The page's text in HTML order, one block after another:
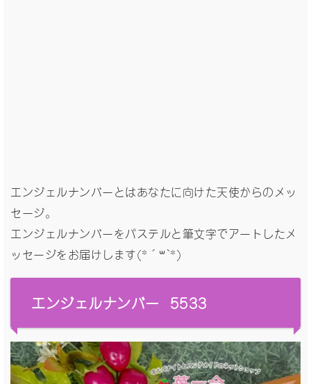
エンジェルナンバーとはあなたに向けた天使からのメッ
セージ。
エンジェルナンバーをパステルと筆文字でアートしたメ
ッセージをお届けします(*´꒳`*)
エンジェルナンバー 5533